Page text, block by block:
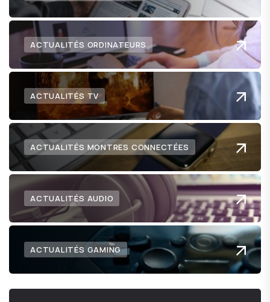
ACTUALITÉS ORDINATEURS
ACTUALITÉS TV
ACTUALITÉS MONTRES CONNECTÉES
ACTUALITÉS AUDIO
ACTUALITÉS GAMING